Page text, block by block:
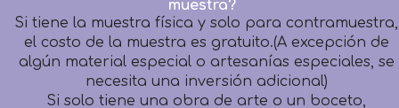
Si tiene la muestra física y solo para contramuestra,
el costo de la muestra es gratuito.(A excepción de
algún material especial o artesanías especiales, se
necesita una inversión adicional)
Si solo tiene una obra de arte o un boceto,